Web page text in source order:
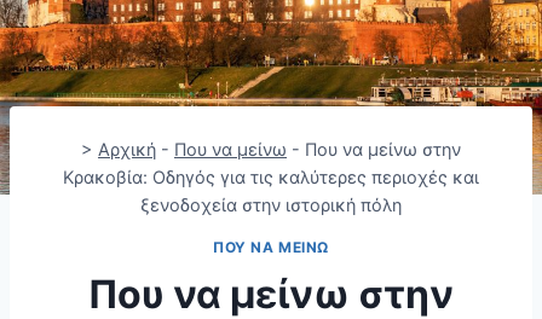
> Αρχική - Που να μείνω - Που να μείνω στην
Κρακοβία: Οδηγός για τις καλύτερες περιοχές και
ξενοδοχεία στην ιστορική πόλη
ΠΟΥ ΝΑ ΜΕΊΝΩ
Που να μείνω στην